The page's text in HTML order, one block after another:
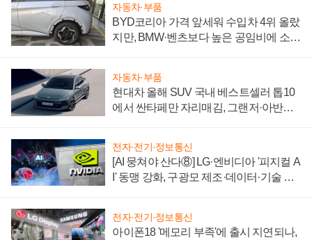
자동차·부품
BYD코리아 가격 앞세워 수입차 4위 올랐
지만, BMW·벤츠보다 높은 공임비에 소비
자동차·부품
현대차 올해 SUV 국내 베스트셀러 톱10
에서 싼타페만 자리매김, 그랜저·아반떼
전자·전기·정보통신
[AI 뭉쳐야 산다⑧] LG·엔비디아 '피지컬 A
I' 동맹 강화, 구광모 제조·데이터·기술 결
전자·전기·정보통신
아이폰18 '메모리 부족'에 출시 지연되나,